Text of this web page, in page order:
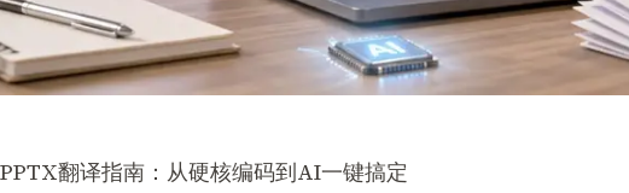
翻译指南：从硬核编码到AI一键搞定